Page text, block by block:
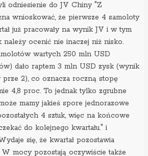
odniesienie do JV Chiny "Z
wnioskować, że pierwsze 4 samoloty
już pracowały na wynik JV i w tym
ocenić nie inaczej niż nisko.
wartych 250 mln USD
dało raptem 3 mln USD zysk (wynik
2), co oznacza roczną stopę
4,8 proc. To jednak tylko zgrubne
mamy jakieś spore jednorazowe
4 sztuk, więc na końcowe
do kolejnego kwartału." i
się, że kwartał pozostawia
mocy pozostają oczywiście także